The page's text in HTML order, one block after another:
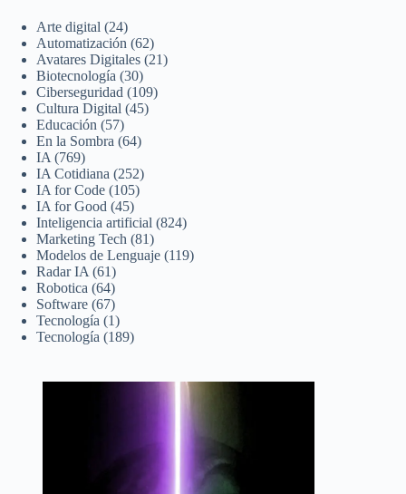
Arte digital (24)
Automatización (62)
Avatares Digitales (21)
Biotecnología (30)
Ciberseguridad (109)
Cultura Digital (45)
Educación (57)
En la Sombra (64)
IA (769)
IA Cotidiana (252)
IA for Code (105)
IA for Good (45)
Inteligencia artificial (824)
Marketing Tech (81)
Modelos de Lenguaje (119)
Radar IA (61)
Robotica (64)
Software (67)
Tecnología (1)
Tecnología (189)